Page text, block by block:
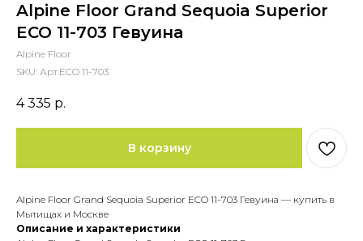
Alpine Floor Grand Sequoia Superior
ECO 11-703 Гевуина
Alpine Floor
SKU: Арт.ECO 11-703
4 335 р.
В корзину
Alpine Floor Grand Sequoia Superior ECO 11-703 Гевуина — купить в
Мытищах и Москве
Описание и характеристики